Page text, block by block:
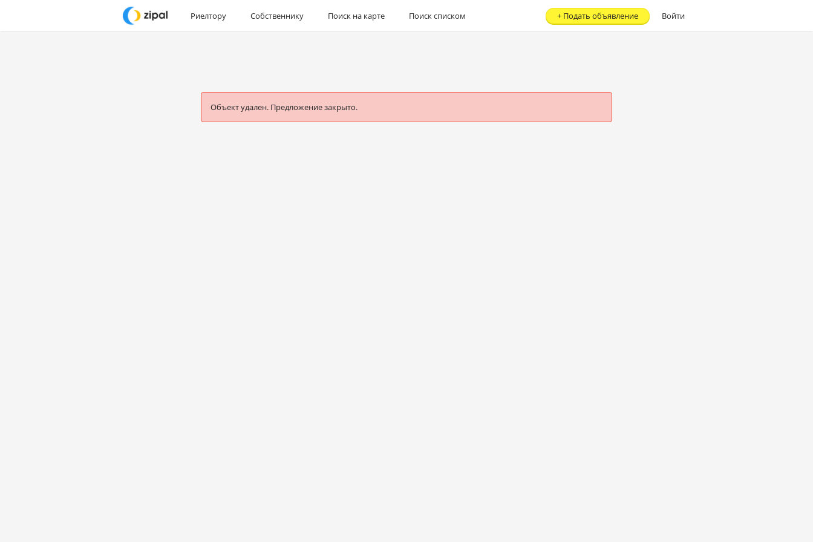
Риелтору Собственнику Поиск на карте Поиск списком Войти
+ Подать объявление
Объект удален. Предложение закрыто.